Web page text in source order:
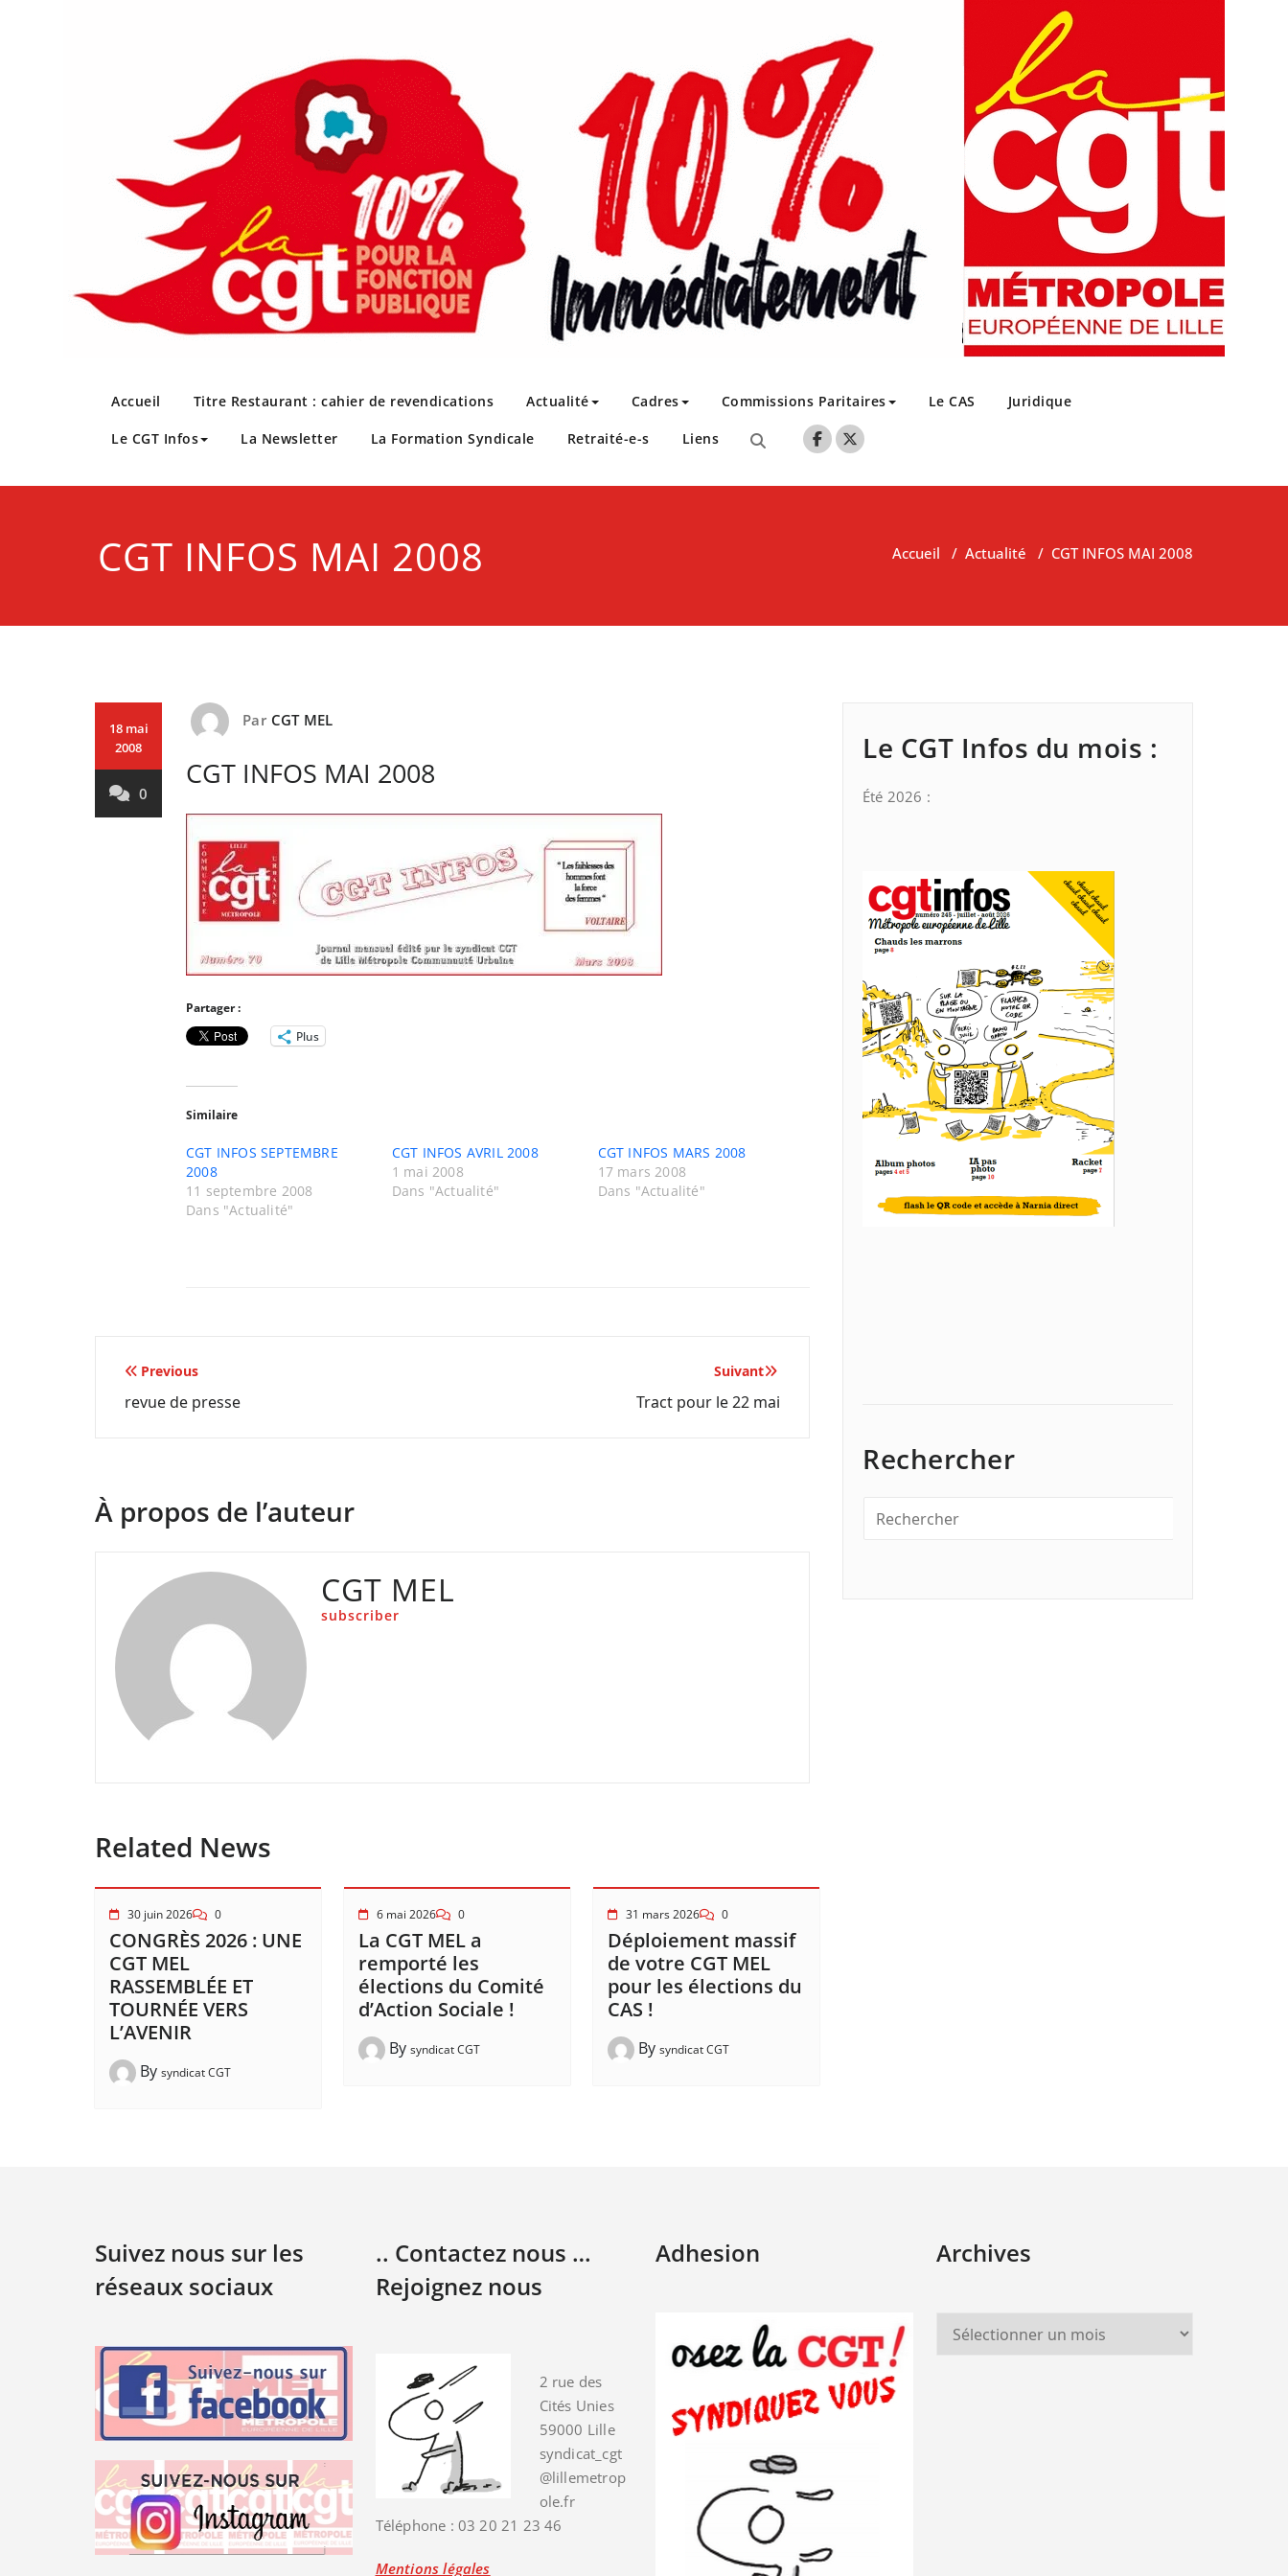
CGT Métropole Européenne de Lille
Accueil Titre Restaurant : cahier de revendications Actualité Cadres Commissions Paritaires Le CAS Juridique
Le CGT Infos La Newsletter La Formation Syndicale Retraité-e-s Liens
CGT INFOS MAI 2008 Accueil / Actualité / CGT INFOS MAI 2008
18 mai
2008
0
Par CGT MEL
CGT INFOS MAI 2008
Partager :
Plus
Similaire
CGT INFOS SEPTEMBRE
2008
11 septembre 2008
Dans "Actualité"
CGT INFOS AVRIL 2008
1 mai 2008
Dans "Actualité"
CGT INFOS MARS 2008
17 mars 2008
Dans "Actualité"
Navigation
de
Previous
revue de presse
Suivant
Tract pour le 22 mai
À propos de l’auteur
CGT MEL
subscriber
Related News
30 juin 2026 0
CONGRÈS 2026 : UNE
CGT MEL
RASSEMBLÉE ET
TOURNÉE VERS
L’AVENIR
By syndicat CGT
6 mai 2026 0
La CGT MEL a
remporté les
élections du Comité
d’Action Sociale !
By syndicat CGT
31 mars 2026 0
Déploiement massif
de votre CGT MEL
pour les élections du
CAS !
By syndicat CGT
Le CGT Infos du mois :
Été 2026 :
Rechercher
Suivez nous sur les
réseaux sociaux
.. Contactez nous …
Rejoignez nous
2 rue des
Cités Unies
59000 Lille
syndicat_cgt
@lillemetrop
ole.fr
Téléphone : 03 20 21 23 46
Mentions légales
Adhesion Archives